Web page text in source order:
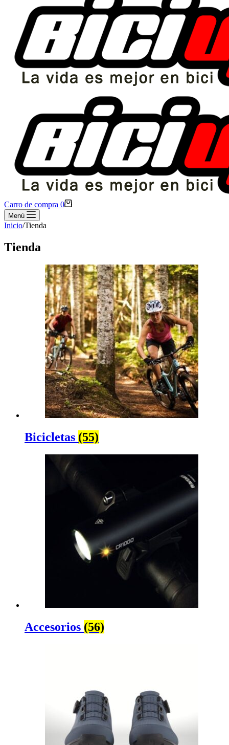
Carro de compra 0
Menú
Inicio/Tienda
Tienda
Bicicletas (55)
Accesorios (56)